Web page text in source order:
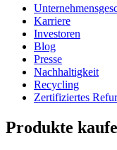
Karriere
Investoren
Blog
Presse
Nachhaltigkeit
Recycling
Zertifiziertes
Produkte